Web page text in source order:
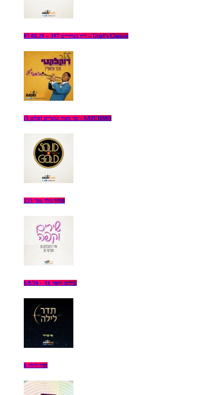
רוק בצהריים 307 – 07.08.26 – Uriel’s Choices
עד מאה ועשרים (פלוס 5) – SATCHMO
סוליד גולד מס’ 225
שירים וקפה 91 – 6/8/26
תדר לילה 6